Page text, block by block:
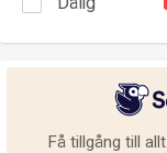
Få tillgång till